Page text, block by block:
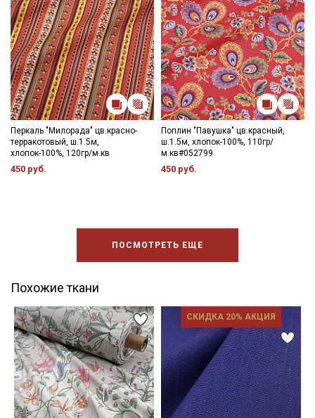
Перкаль "Милорада" цв.красно-
терракотовый, ш.1.5м,
хлопок-100%, 120гр/м.кв
450 руб.
Поплин "Павушка" цв.красный,
ш.1.5м, хлопок-100%, 110гр/
м.кв#052799
450 руб.
ПОСМОТРЕТЬ ЕЩЕ
Похожие ткани
СКИДКА 20% АКЦИЯ